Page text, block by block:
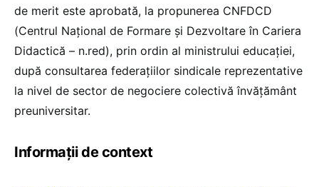
de merit este aprobată, la propunerea CNFDCD
(Centrul Național de Formare și Dezvoltare în Cariera
Didactică – n.red), prin ordin al ministrului educației,
după consultarea federațiilor sindicale reprezentative
la nivel de sector de negociere colectivă învățământ
preuniversitar.
Informații de context